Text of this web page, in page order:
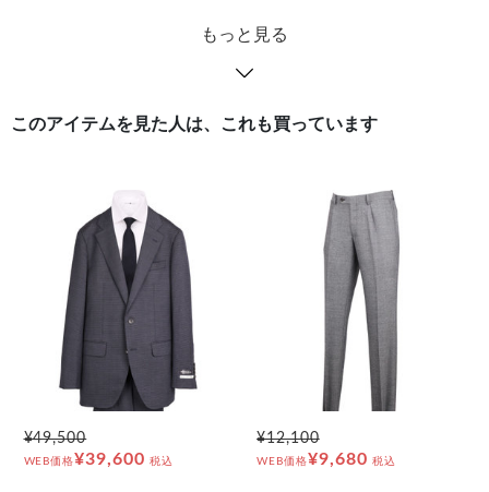
もっと見る
このアイテムを見た人は、これも買っています
¥49,500
WEB価格¥39,600 税込
¥12,100
WEB価格¥9,680 税込